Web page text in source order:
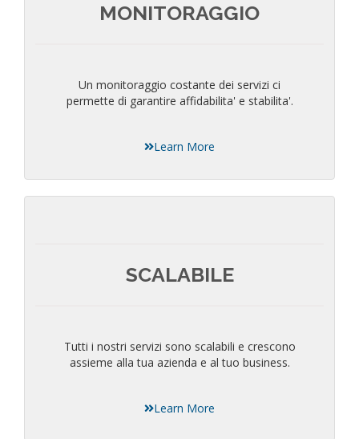
MONITORAGGIO
Un monitoraggio costante dei servizi ci
permette di garantire affidabilita' e stabilita'.
Learn More
SCALABILE
Tutti i nostri servizi sono scalabili e crescono
assieme alla tua azienda e al tuo business.
Learn More